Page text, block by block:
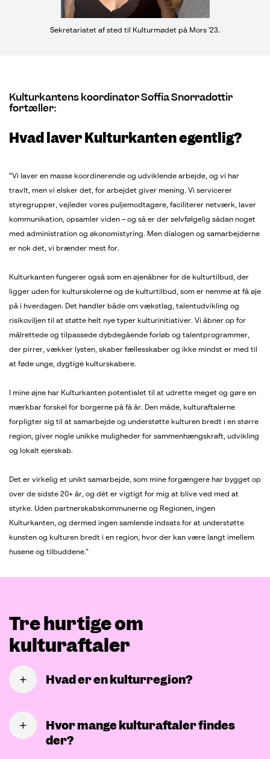
Sekretariatet af sted til Kulturmødet på Mors '23.
Kulturkantens koordinator Soffia Snorradottir
fortæller:
Hvad laver Kulturkanten egentlig?
”Vi laver en masse koordinerende og udviklende arbejde, og vi har
travlt, men vi elsker det, for arbejdet giver mening. Vi servicerer
styregrupper, vejleder vores puljemodtagere, faciliterer netværk, laver
kommunikation, opsamler viden – og så er der selvfølgelig sådan noget
med administration og økonomistyring. Men dialogen og samarbejderne
er nok det, vi brænder mest for.
Kulturkanten fungerer også som en øjenåbner for de kulturtilbud, der
ligger uden for kulturskolerne og de kulturtilbud, som er nemme at få øje
på i hverdagen. Det handler både om vækstlag, talentudvikling og
risikoviljen til at støtte helt nye typer kulturinitiativer. Vi åbner op for
målrettede og tilpassede dybdegående forløb og talentprogrammer,
der pirrer, vækker lysten, skaber fællesskaber og ikke mindst er med til
at føde unge, dygtige kulturskabere.
I mine øjne har Kulturkanten potentialet til at udrette meget og gøre en
mærkbar forskel for borgerne på få år. Den måde, kulturaftalerne
forpligter sig til at samarbejde og understøtte kulturen bredt i en større
region, giver nogle unikke muligheder for sammenhængskraft, udvikling
og lokalt ejerskab.
Det er virkelig et unikt samarbejde, som mine forgængere har bygget op
over de sidste 20+ år, og dét er vigtigt for mig at blive ved med at
styrke. Uden partnerskabskommunerne og Regionen, ingen
Kulturkanten, og dermed ingen samlende indsats for at understøtte
kunsten og kulturen bredt i en region, hvor der kan være langt imellem
husene og tilbuddene.”
Tre hurtige om
kulturaftaler
Hvad er en kulturregion?
den samme kulturaftale.
Det er muligt kun at være én kommune i en kulturregion – det gælder
Hvor mange kulturaftaler findes
der?